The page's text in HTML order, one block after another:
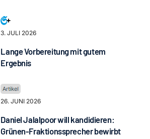
3. JULI 2026
Lange Vorbereitung mit gutem
Ergebnis
26. JUNI 2026
Daniel Jalalpoor will kandidieren:
Grünen-Fraktionssprecher bewirbt